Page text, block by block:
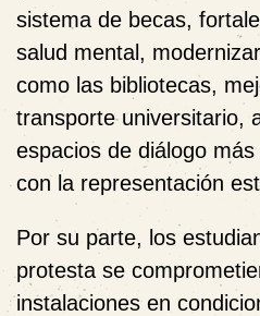
sistema de becas,
salud mental,
como las bibliotecas,
transporte universitario,
espacios de diálogo
con la representación
Por su parte, los
protesta se
instalaciones en